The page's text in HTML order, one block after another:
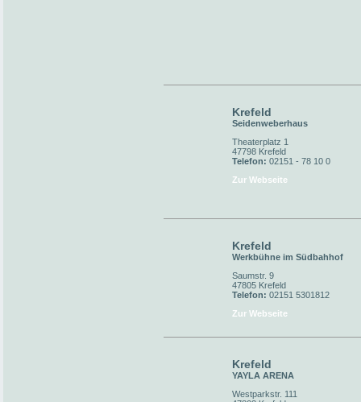
Krefeld
Seidenweberhaus
Theaterplatz 1
47798 Krefeld
Telefon: 02151 - 78 10 0
Zur Webseite
Krefeld
Werkbühne im Südbahhof
Saumstr. 9
47805 Krefeld
Telefon: 02151 5301812
Zur Webseite
Krefeld
YAYLA ARENA
Westparkstr. 111